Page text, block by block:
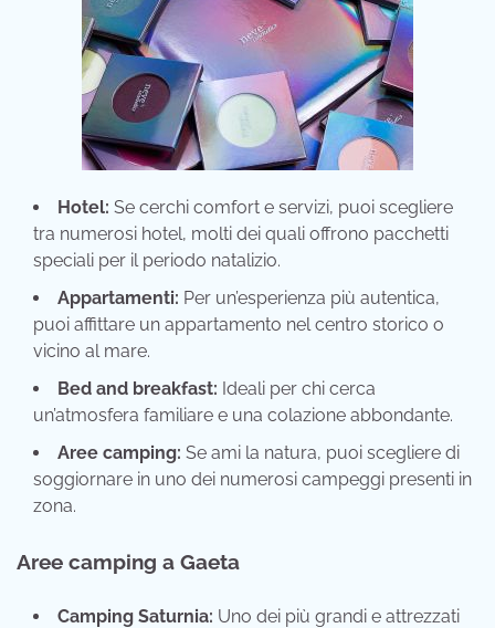
Hotel: Se cerchi comfort e servizi, puoi scegliere
tra numerosi hotel, molti dei quali offrono pacchetti
speciali per il periodo natalizio.
Appartamenti: Per un’esperienza più autentica,
puoi affittare un appartamento nel centro storico o
vicino al mare.
Bed and breakfast: Ideali per chi cerca
un’atmosfera familiare e una colazione abbondante.
Aree camping: Se ami la natura, puoi scegliere di
soggiornare in uno dei numerosi campeggi presenti in
zona.
Aree camping a Gaeta
Camping Saturnia: Uno dei più grandi e attrezzati